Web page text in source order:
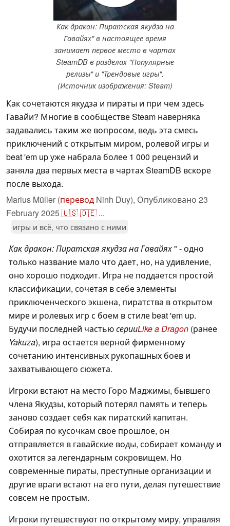
Как дракон: Пиратская якудза на
Гавайях" в настоящее время
занимает первое место в чартах
SteamDB в разделах "Популярные
релизы" и "Трендовые игры".
(Источник изображения: Steam)
Как сочетаются якудза и пираты и при чем здесь
Гавайи? Многие в сообществе Steam наверняка
задавались таким же вопросом, ведь эта смесь
приключений с открытым миром, ролевой игры и
beat 'em up уже набрала более 1 000 рецензий и
заняла два первых места в чартах SteamDB вскоре
после выхода.
Marius Müller (перевод Ninh Duy), Опубликовано 23
February 2025🇺🇸🇩🇪 ...
игры и всё, что связано с ними
Как дракон: Пиратская якудза на Гавайях" - одно
только название мало что дает, но, на удивление,
оно хорошо подходит. Игра не поддается простой
классификации, сочетая в себе элементы
приключенческого экшена, пиратства в открытом
мире и ролевых игр с боем в стиле beat 'em up.
Будучи последней частьюсерииLike a Dragon (ранее
Yakuza), игра остается верной фирменному
сочетанию интенсивных рукопашных боев и
захватывающего сюжета.
Игроки встают на место Горо Маджимы, бывшего
члена Якудзы, который потерял память и теперь
заново создает себя как пиратский капитан.
Собирая по кусочкам свое прошлое, он
отправляется в гавайские воды, собирает команду и
охотится за легендарным сокровищем. Но
современные пираты, преступные организации и
другие враги встают на его пути, делая путешествие
совсем не простым.
Игроки путешествуют по открытому миру, управляя